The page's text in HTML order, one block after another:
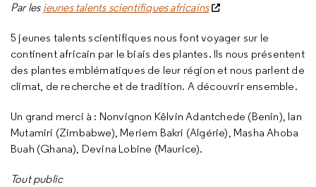
Par les jeunes talents scientifiques africains
5 jeunes talents scientifiques nous font voyager sur le
continent africain par le biais des plantes. Ils nous présentent
des plantes emblématiques de leur région et nous parlent de
climat, de recherche et de tradition. A découvrir ensemble.
Un grand merci à : Nonvignon Kêlvin Adantchede (Benin), Ian
Mutamiri (Zimbabwe), Meriem Bakri (Algérie), Masha Ahoba
Buah (Ghana), Devina Lobine (Maurice).
Tout public